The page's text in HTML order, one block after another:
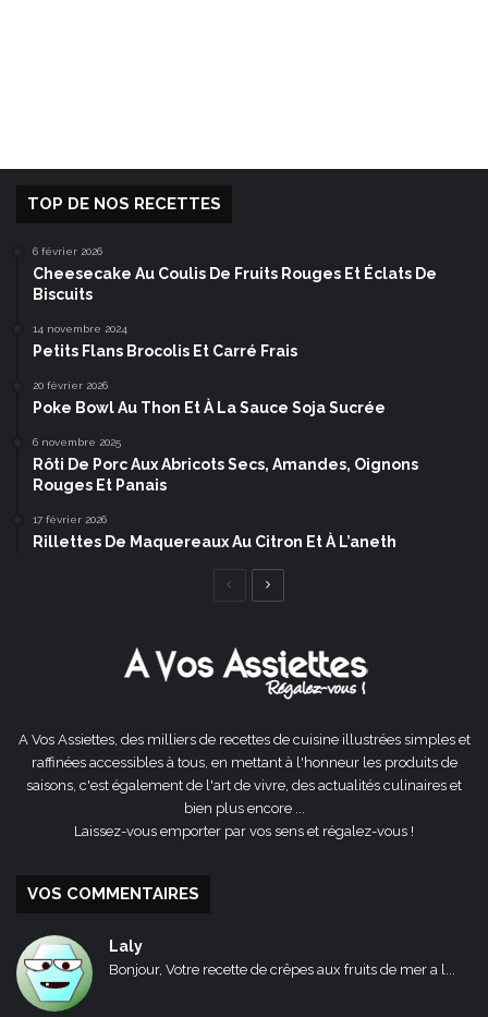
TOP DE NOS RECETTES
6 février 2026
Cheesecake Au Coulis De Fruits Rouges Et Éclats De
Biscuits
14 novembre 2024
Petits Flans Brocolis Et Carré Frais
20 février 2026
Poke Bowl Au Thon Et À La Sauce Soja Sucrée
6 novembre 2025
Rôti De Porc Aux Abricots Secs, Amandes, Oignons
Rouges Et Panais
17 février 2026
Rillettes De Maquereaux Au Citron Et À L’aneth
Page
A Vos Assiettes, des milliers de recettes de cuisine illustrées simples et
raffinées accessibles à tous, en mettant à l'honneur les produits de
saisons, c'est également de l'art de vivre, des actualités culinaires et
bien plus encore ...
Laissez-vous emporter par vos sens et régalez-vous !
VOS COMMENTAIRES
Laly
Bonjour, Votre recette de crêpes aux fruits de mer a l...